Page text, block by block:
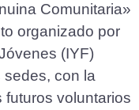
Comunitaria»
organizado por
(IYF)
con la
futuros voluntarios